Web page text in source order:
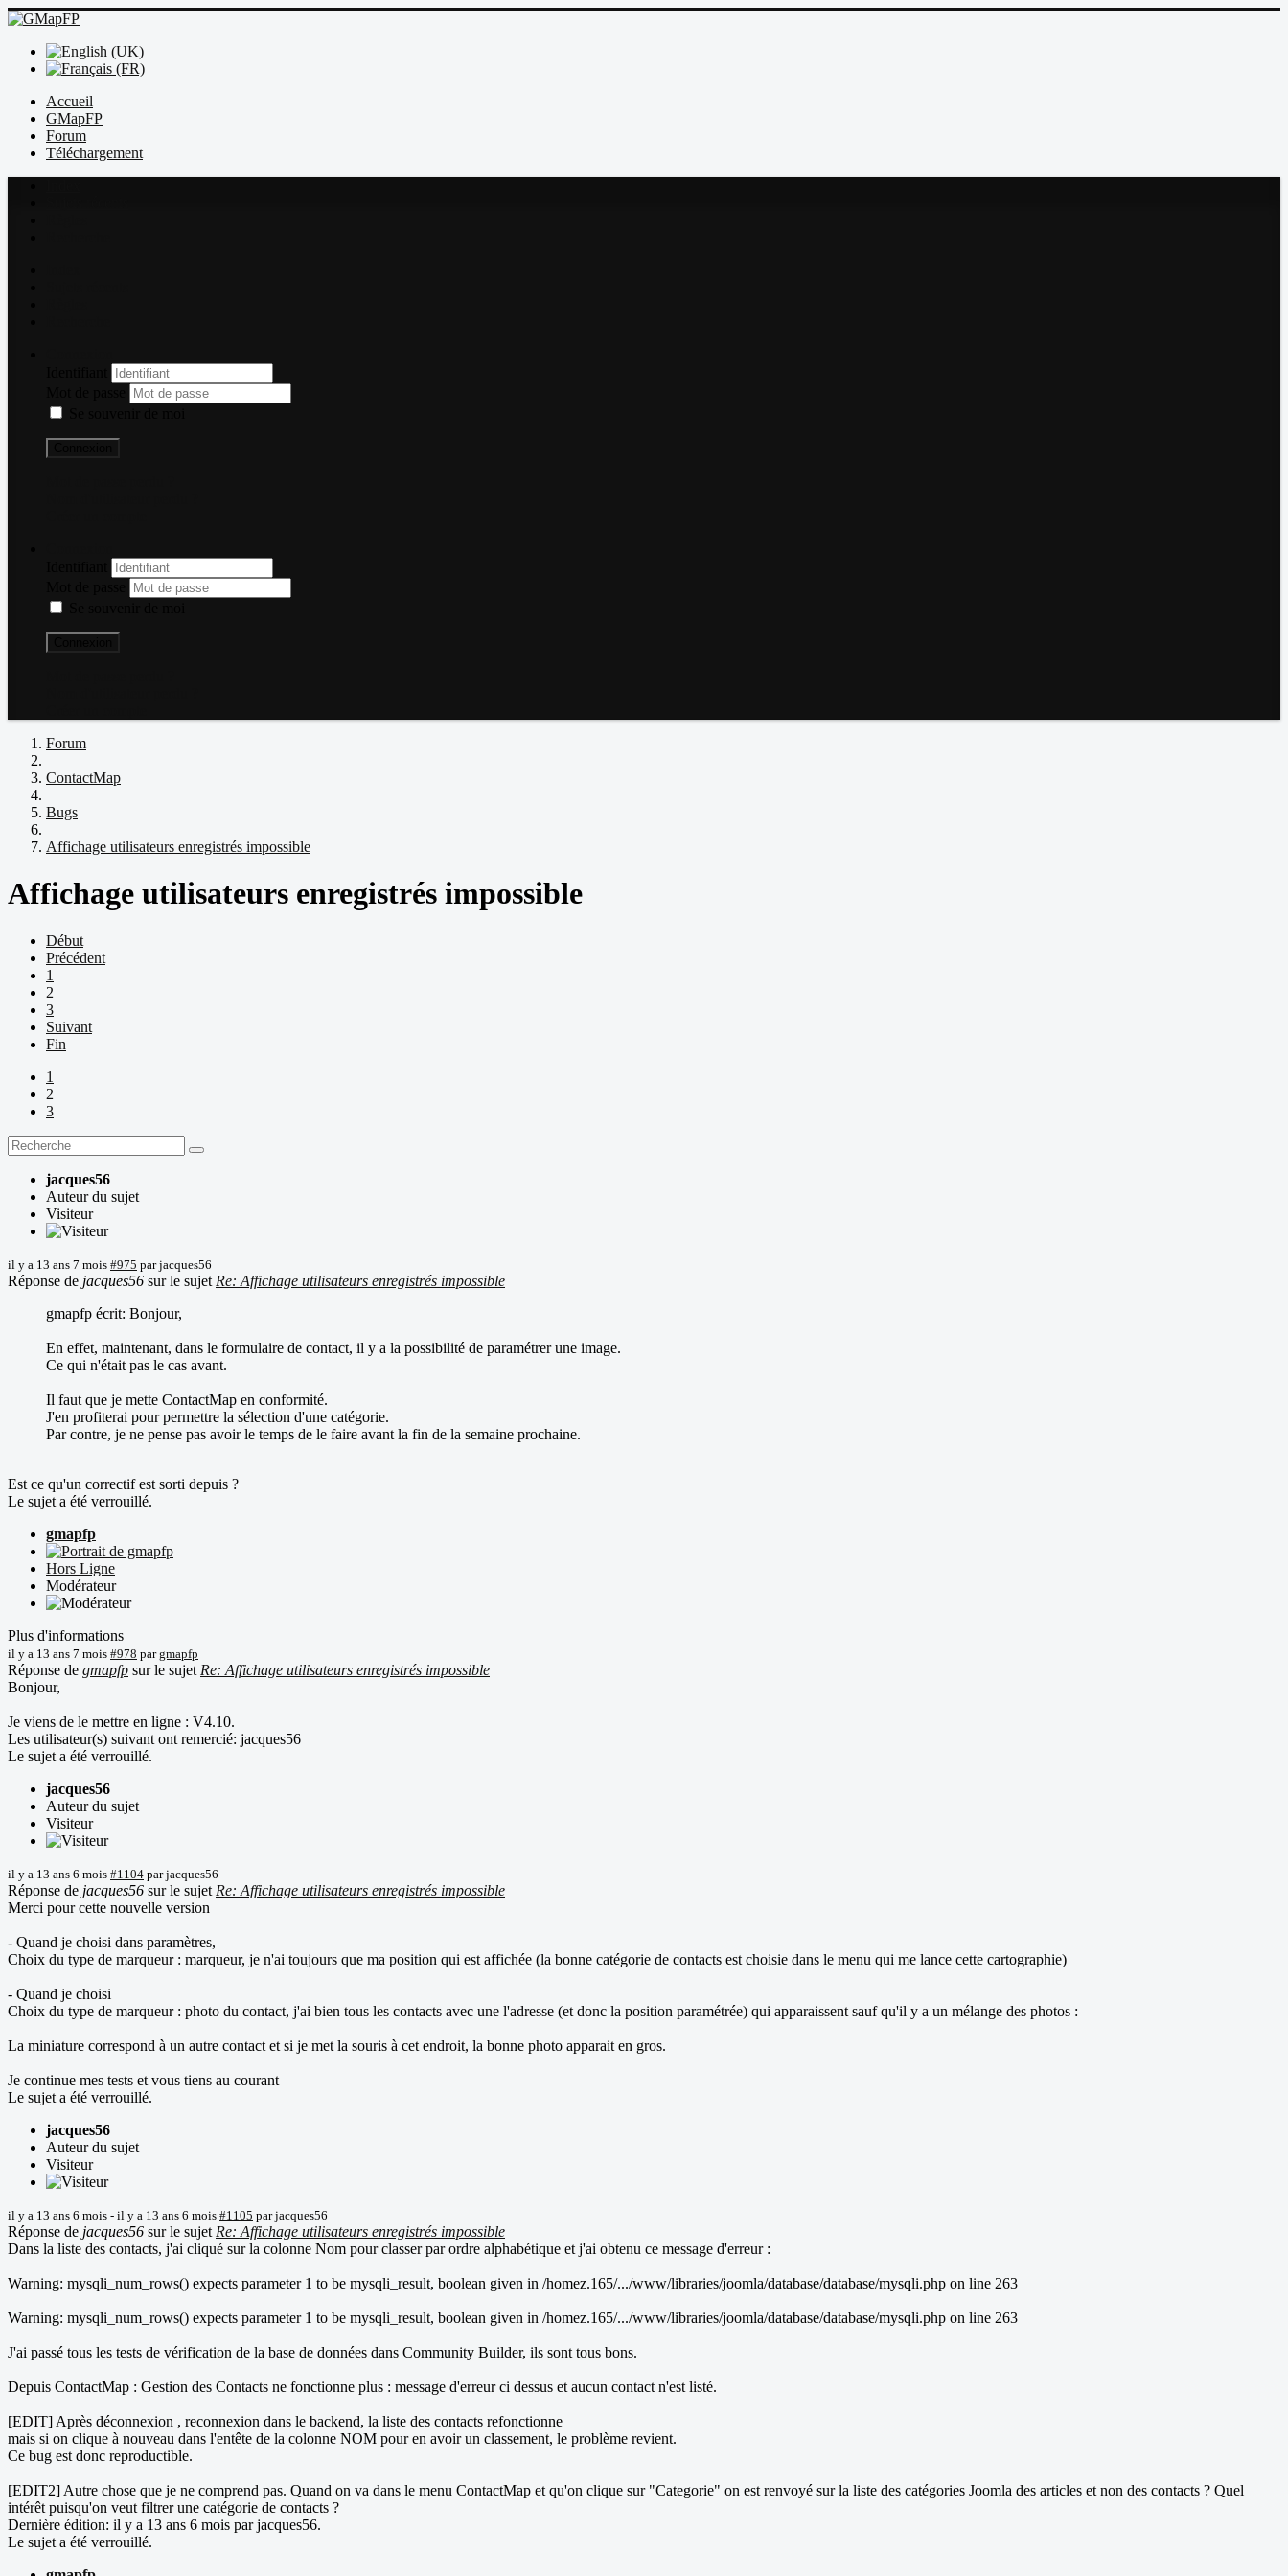
Accueil
GMapFP
Forum
Téléchargement
Forum
ContactMap
Bugs
Affichage utilisateurs enregistrés impossible
Affichage utilisateurs enregistrés impossible
Début
Précédent
1
2
3
Suivant
Fin
1
2
3
jacques56
Auteur du sujet
Visiteur
il y a 13 ans 7 mois #975 parjacques56
Réponse de jacques56 sur le sujet Re: Affichage utilisateurs enregistrés impossible
gmapfp écrit: Bonjour,
En effet, maintenant, dans le formulaire de contact, il y a la possibilité de paramétrer une image.
Ce qui n'était pas le cas avant.
Il faut que je mette ContactMap en conformité.
J'en profiterai pour permettre la sélection d'une catégorie.
Par contre, je ne pense pas avoir le temps de le faire avant la fin de la semaine prochaine.
Est ce qu'un correctif est sorti depuis ?
Le sujet a été verrouillé.
gmapfp
Hors Ligne
Modérateur
Plus d'informations
il y a 13 ans 7 mois #978 pargmapfp
Réponse de gmapfp sur le sujet Re: Affichage utilisateurs enregistrés impossible
Bonjour,
Je viens de le mettre en ligne : V4.10.
Les utilisateur(s) suivant ont remercié: jacques56
Le sujet a été verrouillé.
jacques56
Auteur du sujet
Visiteur
il y a 13 ans 6 mois #1104 parjacques56
Réponse de jacques56 sur le sujet Re: Affichage utilisateurs enregistrés impossible
Merci pour cette nouvelle version
- Quand je choisi dans paramètres,
Choix du type de marqueur : marqueur, je n'ai toujours que ma position qui est affichée (la bonne catégorie de contacts est choisie dans le menu qui me lance cette cartographie)
- Quand je choisi
Choix du type de marqueur : photo du contact, j'ai bien tous les contacts avec une l'adresse (et donc la position paramétrée) qui apparaissent sauf qu'il y a un mélange des photos :
La miniature correspond à un autre contact et si je met la souris à cet endroit, la bonne photo apparait en gros.
Je continue mes tests et vous tiens au courant
Le sujet a été verrouillé.
jacques56
Auteur du sujet
Visiteur
il y a 13 ans 6 mois - il y a 13 ans 6 mois #1105 parjacques56
Réponse de jacques56 sur le sujet Re: Affichage utilisateurs enregistrés impossible
Dans la liste des contacts, j'ai cliqué sur la colonne Nom pour classer par ordre alphabétique et j'ai obtenu ce message d'erreur :
Warning: mysqli_num_rows() expects parameter 1 to be mysqli_result, boolean given in /homez.165/.../www/libraries/joomla/database/database/mysqli.php on line 263
Warning: mysqli_num_rows() expects parameter 1 to be mysqli_result, boolean given in /homez.165/.../www/libraries/joomla/database/database/mysqli.php on line 263
J'ai passé tous les tests de vérification de la base de données dans Community Builder, ils sont tous bons.
Depuis ContactMap : Gestion des Contacts ne fonctionne plus : message d'erreur ci dessus et aucun contact n'est listé.
[EDIT] Après déconnexion , reconnexion dans le backend, la liste des contacts refonctionne
mais si on clique à nouveau dans l'entête de la colonne NOM pour en avoir un classement, le problème revient.
Ce bug est donc reproductible.
[EDIT2] Autre chose que je ne comprend pas. Quand on va dans le menu ContactMap et qu'on clique sur "Categorie" on est renvoyé sur la liste des catégories Joomla des articles et non des contacts ? Quel
intérêt puisqu'on veut filtrer une catégorie de contacts ?
Dernière édition: il y a 13 ans 6 mois parjacques56.
Le sujet a été verrouillé.